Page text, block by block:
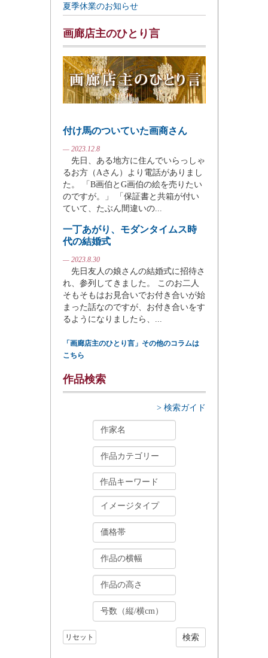
夏季休業のお知らせ
画廊店主のひとり言
付け馬のついていた画商さん
— 2023.12.8
先日、ある地方に住んでいらっしゃ
るお方（Aさん）より電話がありまし
た。 「B画伯とG画伯の絵を売りたい
のですが。」 「保証書と共箱が付い
ていて、たぶん間違いの...
一丁あがり、モダンタイムス時
代の結婚式
— 2023.8.30
先日友人の娘さんの結婚式に招待さ
れ、参列してきました。 このお二人
そもそもはお見合いでお付き合いが始
まった話なのですが、お付き合いをす
るようになりましたら、...
「画廊店主のひとり言」その他のコラムは
こちら
作品検索
> 検索ガイド
リセット